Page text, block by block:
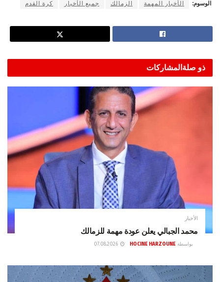
الوسوم: الأخبار المهمة الزمالك جميع الأخبار كرة القدم
ذو صلةالمشاركات
الأخبار
محمد الجبالي يعلن عودة مهمة للزمالك
بواسطة HOCINE HARZOUNE